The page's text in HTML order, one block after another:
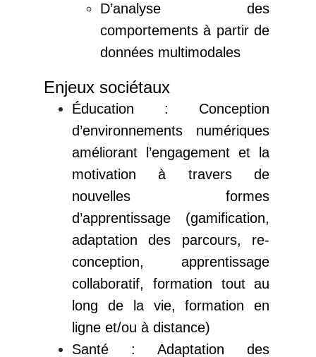
D’analyse des
comportements à partir de
données multimodales
Enjeux sociétaux
Éducation : Conception
d’environnements numériques
améliorant l’engagement et la
motivation à travers de
nouvelles formes
d’apprentissage (gamification,
adaptation des parcours, re-
conception, apprentissage
collaboratif, formation tout au
long de la vie, formation en
ligne et/ou à distance)
Santé : Adaptation des